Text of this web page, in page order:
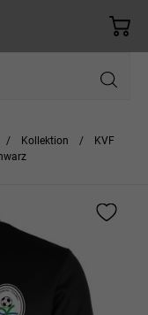
Kollektion
KVF